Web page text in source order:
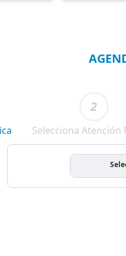
2
Selecciona Atención